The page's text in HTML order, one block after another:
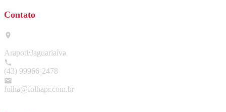
Contato
Arapoti/Jaguariaíva
(43) 99966-2478
folha@folhapr.com.br